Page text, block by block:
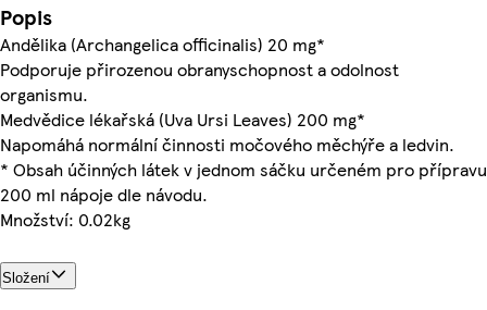
Popis
Andělika (Archangelica officinalis) 20 mg*
Podporuje přirozenou obranyschopnost a odolnost
organismu.
Medvědice lékařská (Uva Ursi Leaves) 200 mg*
Napomáhá normální činnosti močového měchýře a ledvin.
* Obsah účinných látek v jednom sáčku určeném pro přípravu
200 ml nápoje dle návodu.
Množství: 0.02kg
Složení